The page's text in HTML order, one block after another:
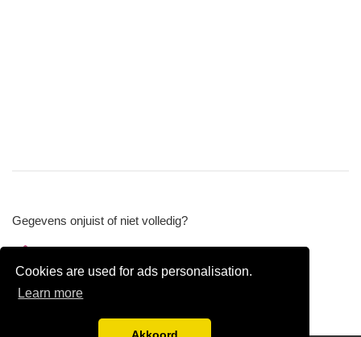
Cookies are used for ads personalisation.
Learn more
Gegevens onjuist of niet volledig?